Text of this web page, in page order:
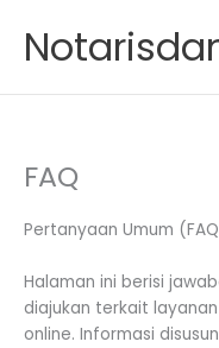
content
FAQ
Pertanyaan Umum
Halaman ini berisi
diajukan terkait
online. Informasi